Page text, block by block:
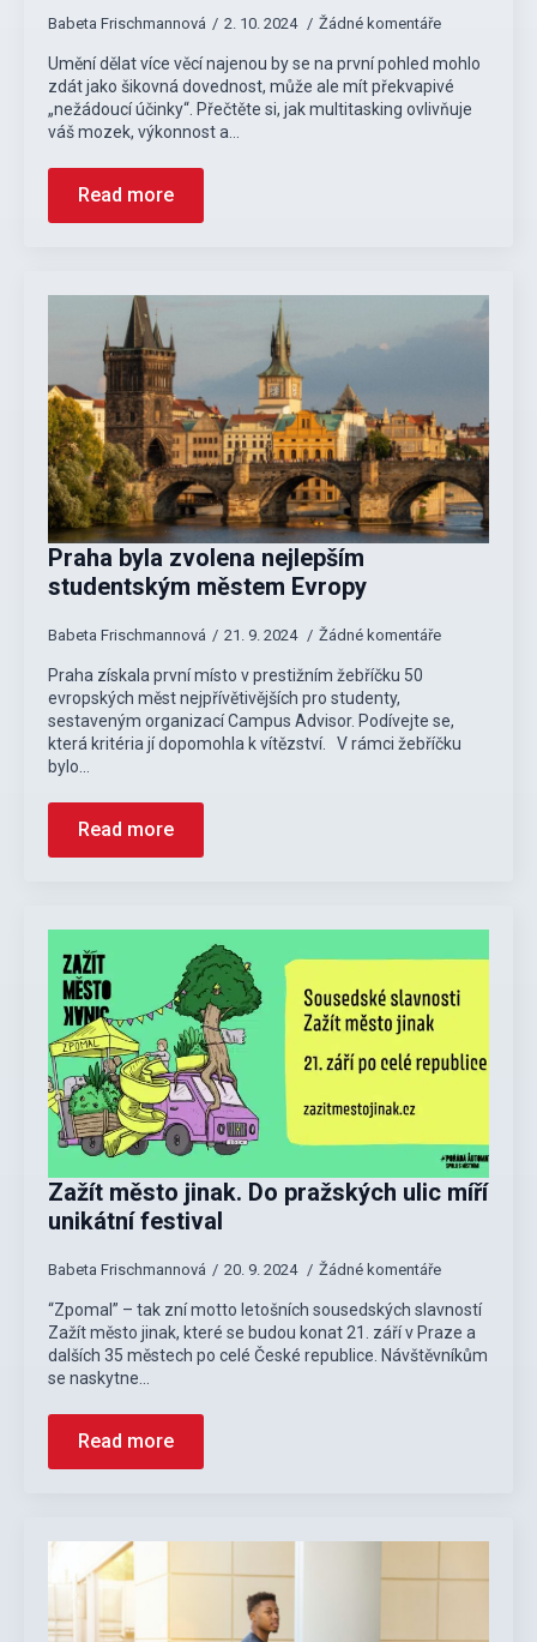
Babeta Frischmannová 2. 10. 2024 Žádné komentáře
Umění dělat více věcí najenou by se na první pohled mohlo
zdát jako šikovná dovednost, může ale mít překvapivé
„nežádoucí účinky“. Přečtěte si, jak multitasking ovlivňuje
váš mozek, výkonnost a…
Read more
Praha byla zvolena nejlepším
studentským městem Evropy
Babeta Frischmannová 21. 9. 2024 Žádné komentáře
Praha získala první místo v prestižním žebříčku 50
evropských měst nejpřívětivějších pro studenty,
sestaveným organizací Campus Advisor. Podívejte se,
která kritéria jí dopomohla k vítězství. V rámci žebříčku
bylo…
Read more
Zažít město jinak. Do pražských ulic míří
unikátní festival
Babeta Frischmannová 20. 9. 2024 Žádné komentáře
“Zpomal” – tak zní motto letošních sousedských slavností
Zažít město jinak, které se budou konat 21. září v Praze a
dalších 35 městech po celé České republice. Návštěvníkům
se naskytne…
Read more